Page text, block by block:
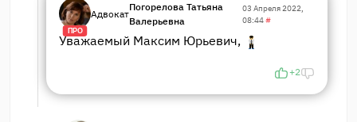
ПРО
Адвокат
Погорелова Татьяна
Валерьевна
03 Апреля 2022,
08:44#
Уважаемый Максим Юрьевич,
+2